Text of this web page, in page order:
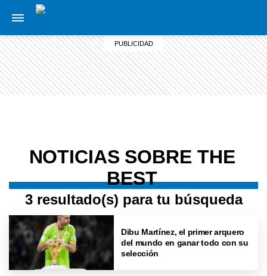
NOTICIAS SOBRE THE
BEST
3 resultado(s) para tu búsqueda
Dibu Martínez, el primer arquero
del mundo en ganar todo con su
selección